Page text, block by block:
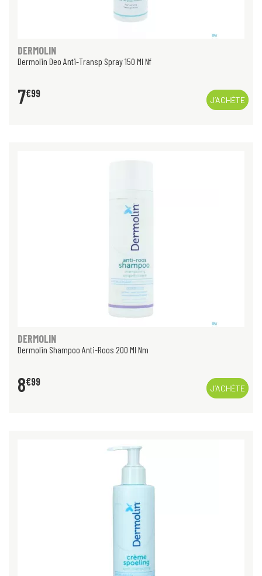
DERMOLIN
Dermolin Deo Anti-Transp Spray 150 Ml Nf
7€99
J’ACHÈTE
DERMOLIN
Dermolin Shampoo Anti-Roos 200 Ml Nm
8€99
J’ACHÈTE